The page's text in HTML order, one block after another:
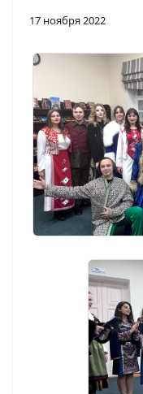
17 ноября 2022